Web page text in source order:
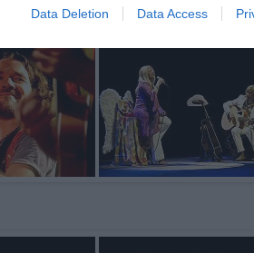
Data Deletion Data Access